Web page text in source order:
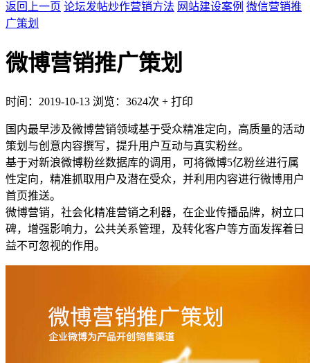
返回上一页 论坛发帖炒作营销方法 网站建设案例 微信营销推
广策划
微博营销推广策划
时间：2019-10-13 浏览：3624次 + 打印
国内最早涉及微博营销领域基于受众精准定向，高质量的活动
策划与创意内容撰写，提升用户互动与真实粉丝。
基于对新浪微博粉丝数据库的调用，可将微博5亿粉丝进行属
性定向，精准抓取用户及潜在受众，并利用内容进行微博用户
首页推送。
微博营销，社会化精准营销之利器，在企业传播品牌，树立口
碑，增强影响力，公共关系管理，及转化客户等方面发挥着日
益不可忽视的作用。